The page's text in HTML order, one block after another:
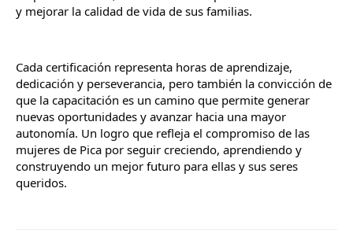
y mejorar la calidad de vida de sus familias.
Cada certificación representa horas de aprendizaje,
dedicación y perseverancia, pero también la convicción de
que la capacitación es un camino que permite generar
nuevas oportunidades y avanzar hacia una mayor
autonomía. Un logro que refleja el compromiso de las
mujeres de Pica por seguir creciendo, aprendiendo y
construyendo un mejor futuro para ellas y sus seres
queridos.